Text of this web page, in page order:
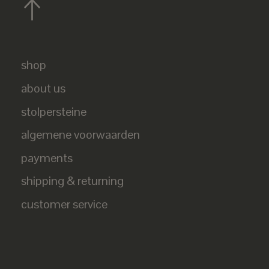
shop
about us
stolpersteine
algemene voorwaarden
payments
shipping & returning
customer service